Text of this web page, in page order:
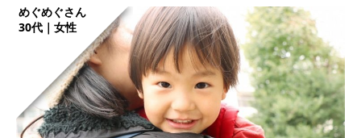
めぐめぐさん
30代｜女性